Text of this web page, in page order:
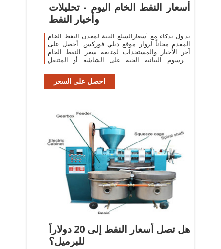
أسعار النفط الخام اليوم - تحليلات
وأخبار النفط
تداول بذكاء مع أسعارالسلع الحية لمعدن النفط الخام
المقدم مجاناً لزوار موقع ديلي فوركس. أحصل على
آخر الأخبار والمستجدات لمتابعة سعر النفط الخام
والرسوم البيانية الحية على الشاشة أو المتنقل
احصل على السعر
هل تصل أسعار النفط إلى 20 دولاراً
للبرميل؟